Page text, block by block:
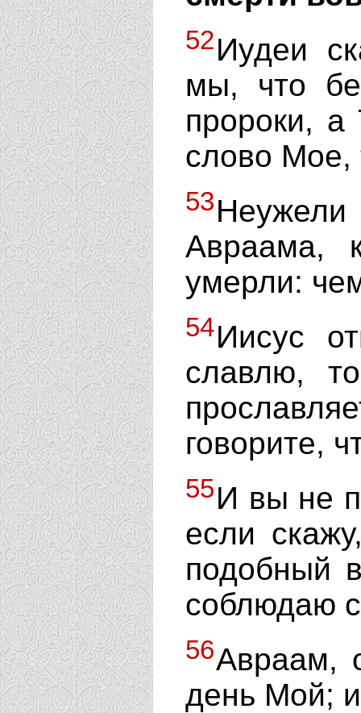
52Иудеи
мы, что
пророки, а
слово Мое,
53
Авраама,
умерли:
54Иисус
славлю,
говорите,
55И вы не
если
подобный
соблюдаю
56Авраам,
день Мой;